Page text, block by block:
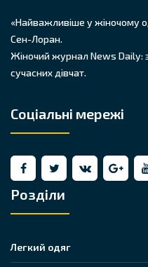
«Найважливіше у жіночому
Сен-Лоран.
Жіночий журнал News Daily:
сучасних дівчат.
Соціальні мережі
Розділи
Легкий одяг